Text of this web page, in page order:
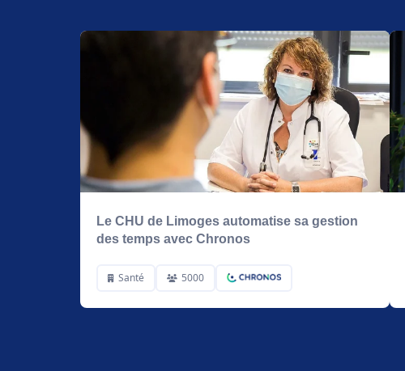
Le CHU de Limoges automatise sa gestion
des temps avec Chronos
Santé 5000